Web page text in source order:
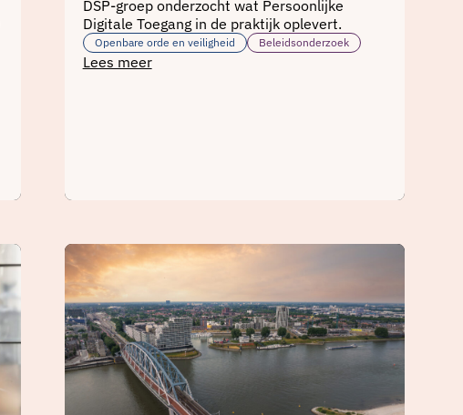
DSP-groep onderzocht wat Persoonlijke
Digitale Toegang in de praktijk oplevert.
Openbare orde en veiligheid Beleidsonderzoek
Lees meer